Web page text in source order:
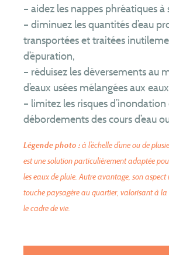
– aidez les nappes phréatiques à
– diminuez les quantités d’eau
transportées et traitées
d’épuration,
– réduisez les déversements au
d’eaux usées mélangées aux
– limitez les risques d’inondation
débordements des cours d’eau
Légende photo :à l’échelle d’une ou de
est une solution particulièrement adaptée
les eaux de pluie. Autre avantage, son
touche paysagère au quartier, valorisant à la
le cadre de vie.